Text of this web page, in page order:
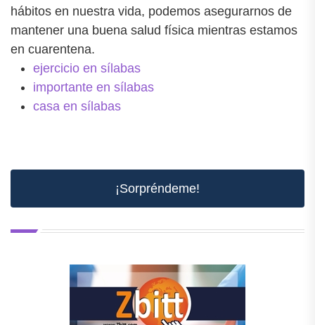
hábitos en nuestra vida, podemos asegurarnos de
mantener una buena salud física mientras estamos
en cuarentena.
ejercicio en sílabas
importante en sílabas
casa en sílabas
¡Sorpréndeme!